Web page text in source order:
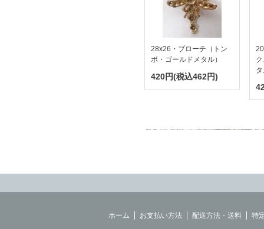
28x26・ブローチ（トン
ボ・ゴールドメタル）
420円(税込462円)
ホーム お支払い方法 配送方法・送料 特